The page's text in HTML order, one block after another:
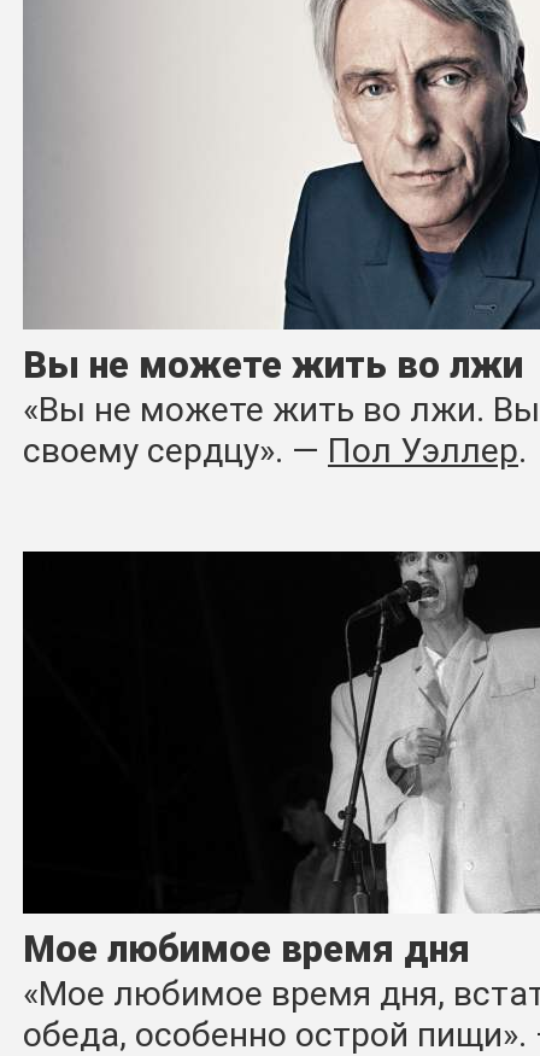
Вы не можете жить во лжи
«Вы не можете жить во лжи.
своему сердцу». ― Пол Уэллер.
Мое любимое время дня
«Мое любимое время дня,
обеда, особенно острой